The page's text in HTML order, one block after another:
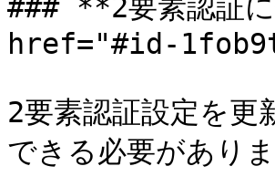
### **2要素認証
href="#id-
2要素認証設定を
できる必要がありま